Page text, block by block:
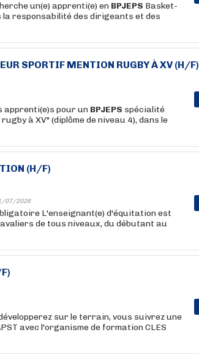
un(e) apprenti(e) en BPJEPS Basket-
la responsabilité des dirigeants et des
SPORTIF MENTION RUGBY À XV (H/F)
apprenti(e)s pour un BPJEPS spécialité
à XV" (diplôme de niveau 4), dans le
(H/F)
07/2026
L'enseignant(e) d'équitation est
de tous niveaux, du débutant au
sur le terrain, vous suivrez une
avec l'organisme de formation CLES